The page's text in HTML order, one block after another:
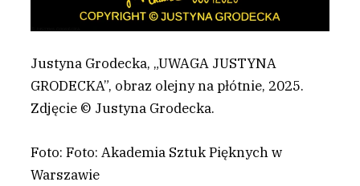
Justyna Grodecka, „UWAGA JUSTYNA
GRODECKA”, obraz olejny na płótnie, 2025.
Zdjęcie © Justyna Grodecka.
Foto: Foto: Akademia Sztuk Pięknych w
Warszawie